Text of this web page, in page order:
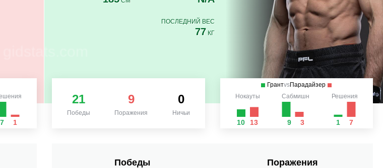
ПОСЛЕДНИЙ ВЕС
77 КГ
7 1
21
Победы
9
Поражения
0
Ничьи
ГрантvsПарадайзер
Нокауты
10 13
Сабмишн
9 3
Решения
1 7
Победы Поражения